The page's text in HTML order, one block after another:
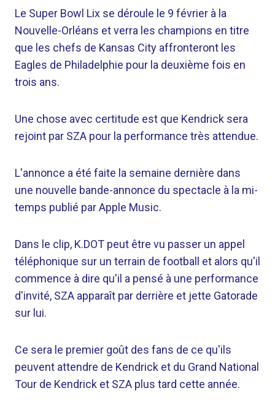
Le Super Bowl Lix se déroule le 9 février à la
Nouvelle-Orléans et verra les champions en titre
que les chefs de Kansas City affronteront les
Eagles de Philadelphie pour la deuxième fois en
trois ans.
Une chose avec certitude est que Kendrick sera
rejoint par SZA pour la performance très attendue.
L'annonce a été faite la semaine dernière dans
une nouvelle bande-annonce du spectacle à la mi-
temps publié par Apple Music.
Dans le clip, K.DOT peut être vu passer un appel
téléphonique sur un terrain de football et alors qu'il
commence à dire qu'il a pensé à une performance
d'invité, SZA apparaît par derrière et jette Gatorade
sur lui.
Ce sera le premier goût des fans de ce qu'ils
peuvent attendre de Kendrick et du Grand National
Tour de Kendrick et SZA plus tard cette année.